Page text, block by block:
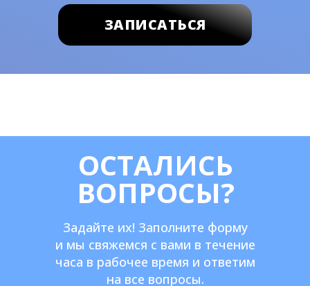
ЗАПИСАТЬСЯ
ОСТАЛИСЬ
ВОПРОСЫ?
Задайте их! Заполните форму
и мы свяжемся с вами в течение
часа в рабочее время и ответим
на все вопросы.